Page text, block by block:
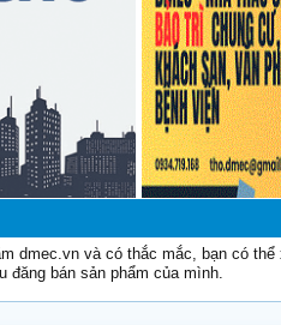
dmec.vn và có thắc mắc, bạn có
đăng bán sản phẩm của mình.